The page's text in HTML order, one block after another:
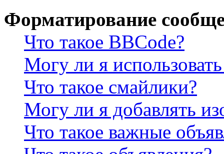
Форматирование
Что такое BBCode?
Могу ли я
Что такое смайлики?
Могу ли я добавлять
Что такое важные